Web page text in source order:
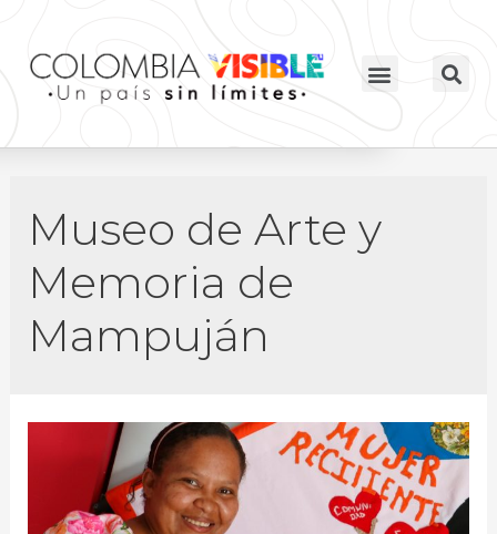
Museo de Arte y
Memoria de
Mampuján